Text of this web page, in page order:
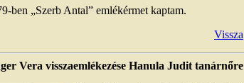
ben „Szerb Antal” emlékérmet kaptam.
Vissza
Vera visszaemlékezése Hanula Judit tanárnőre